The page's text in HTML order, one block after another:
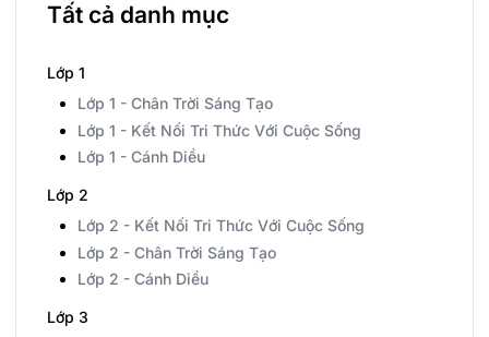
Tất cả danh mục
Lớp 1
Lớp 1 - Chân Trời Sáng Tạo
Lớp 1 - Kết Nối Tri Thức Với Cuộc Sống
Lớp 1 - Cánh Diều
Lớp 2
Lớp 2 - Kết Nối Tri Thức Với Cuộc Sống
Lớp 2 - Chân Trời Sáng Tạo
Lớp 2 - Cánh Diều
Lớp 3